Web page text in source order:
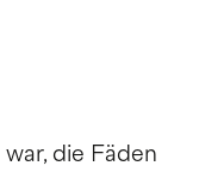
war, die Fäden